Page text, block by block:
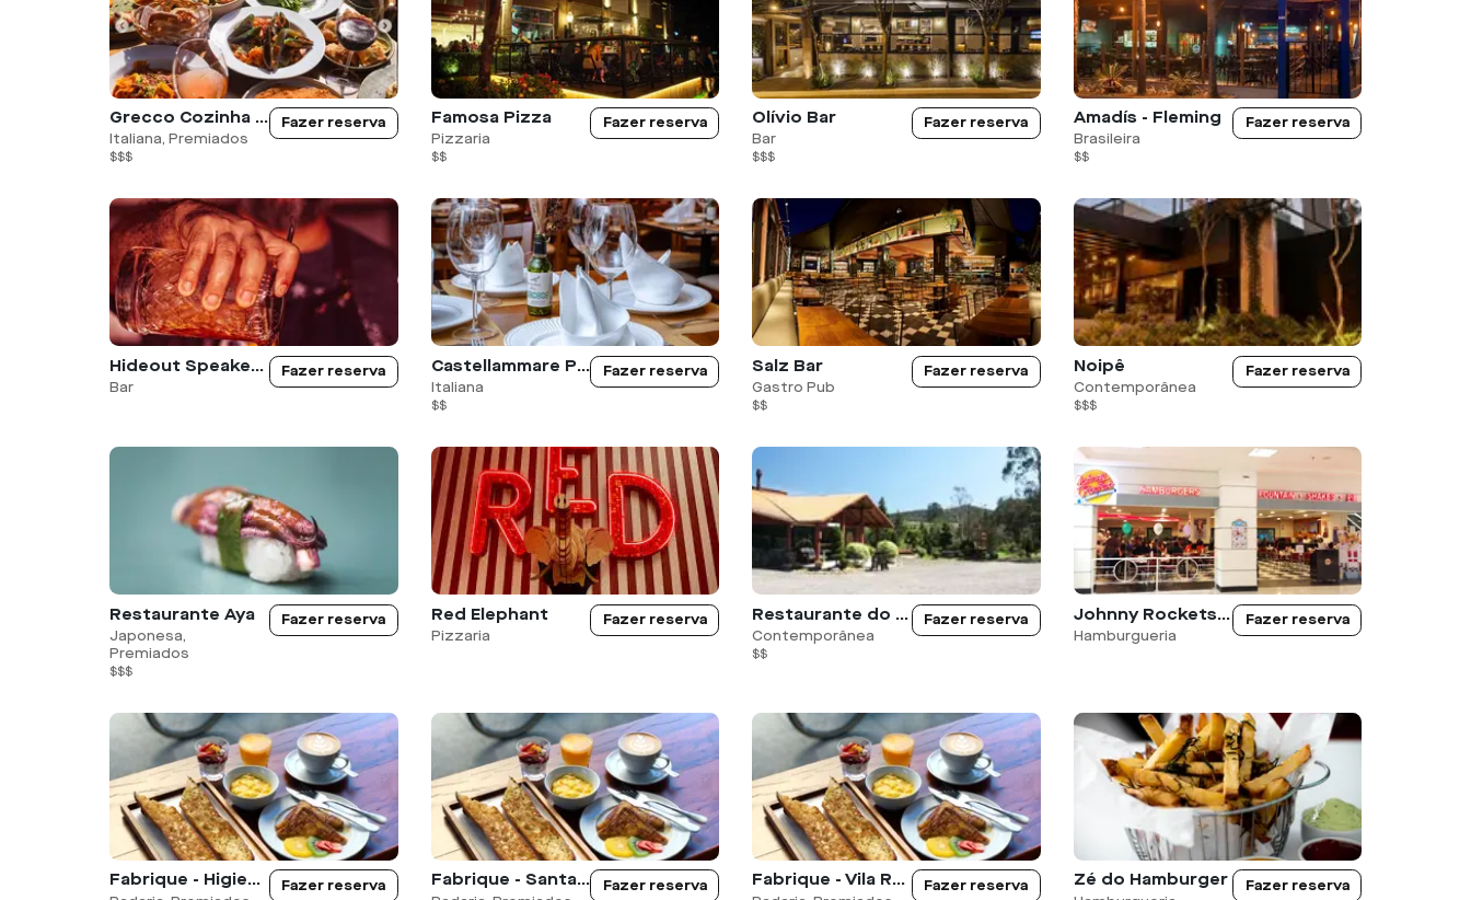
Grecco Cozinha Rústica - Atibaia
Italiana, Premiados
$$$
Fazer reserva Famosa Pizza
Pizzaria
$$
Fazer reserva Olívio Bar
Bar
$$$
Fazer reserva Amadís - Fleming
Brasileira
$$
Fazer reserva
Hideout Speakeasy
Bar
Fazer reserva Castellammare Pasta, Pizza e Vino.
Italiana
$$
Fazer reserva Salz Bar
Gastro Pub
$$
Fazer reserva Noipê
Contemporânea
$$$
Fazer reserva
Restaurante Aya
Japonesa,
Premiados
$$$
Fazer reserva Red Elephant
Pizzaria
Fazer reserva Restaurante do Monge
Contemporânea
$$
Fazer reserva Johnny Rockets West Plaza
Hamburgueria
Fazer reserva
Fabrique - Higienópolis Fazer reserva Fabrique - Santa Cecilia Fazer reserva Fabrique - Vila Romana Fazer reserva Zé do Hamburger Fazer reserva